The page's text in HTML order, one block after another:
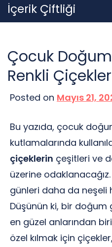
Skip
to
İçerik Çiftliği
Çocuk
Renkli Çiçekler
Posted on Mayıs 21,
Bu yazıda, çocuk
kutlamalarında
çiçeklerin çeşitleri ve
üzerine
günleri daha da neşeli
Düşünün ki, bir doğum
en güzel anlarından
özel kılmak için